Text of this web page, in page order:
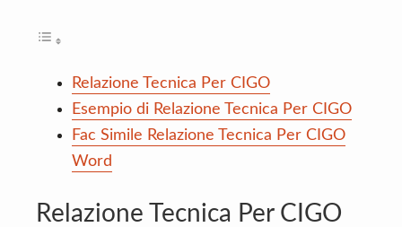
Relazione Tecnica Per CIGO
Esempio di Relazione Tecnica Per CIGO
Fac Simile Relazione Tecnica Per CIGO
Word
Relazione Tecnica Per CIGO